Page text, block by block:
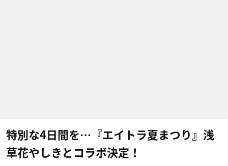
特別な4日間を…『エイトラ夏まつり』浅
草花やしきとコラボ決定！